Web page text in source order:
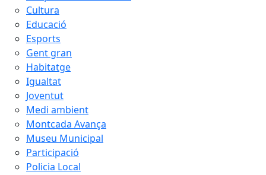
Cultura
Educació
Esports
Gent gran
Habitatge
Igualtat
Joventut
Medi ambient
Montcada Avança
Museu Municipal
Participació
Policia Local